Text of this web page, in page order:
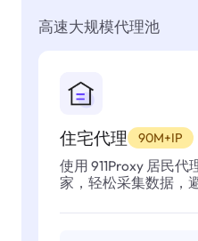
高速大规模代理池
住宅代理 90M+IP
使用 911Proxy 居民代
家，轻松采集数据，